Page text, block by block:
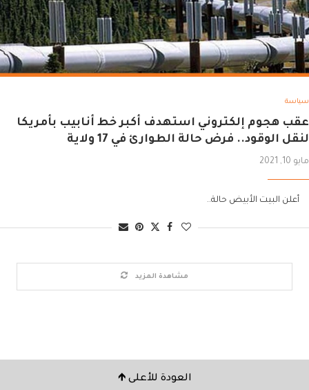
سياسة
عقب هجوم إلكتروني استهدف أكبر خط أنابيب بأمريكا
لنقل الوقود.. فرض حالة الطوارئ في 17 ولاية
مايو 10, 2021
أعلن البيت الأبيض حالة..
مشاهدة المزيد
العودة للأعلى 🡹